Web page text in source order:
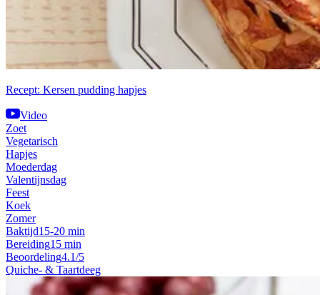
Recept: Kersen pudding hapjes
Video
Zoet
Vegetarisch
Hapjes
Moederdag
Valentijnsdag
Feest
Koek
Zomer
Baktijd15-20 min
Bereiding15 min
Beoordeling4.1/5
Quiche- & Taartdeeg